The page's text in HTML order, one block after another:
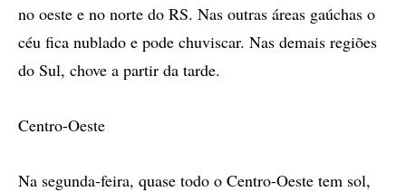
no oeste e no norte do RS. Nas outras áreas gaúchas o
céu fica nublado e pode chuviscar. Nas demais regiões
do Sul, chove a partir da tarde.
Centro-Oeste
Na segunda-feira, quase todo o Centro-Oeste tem sol,